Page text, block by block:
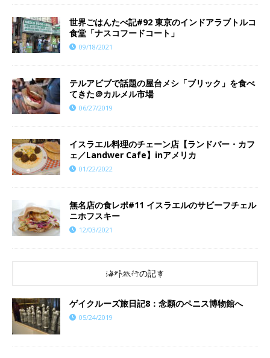
世界ごはんたべ記#92 東京のインドアラブトルコ
食堂「ナスコフードコート」
09/18/2021
テルアビブで話題の屋台メシ「ブリック」を食べ
てきた＠カルメル市場
06/27/2019
イスラエル料理のチェーン店【ランドバー・カフ
ェ／Landwer Cafe】inアメリカ
01/22/2022
無名店の食レポ#11 イスラエルのサビーフチェル
ニホフスキー
12/03/2021
海外旅行の記事
ゲイクルーズ旅日記8：念願のペニス博物館へ
05/24/2019